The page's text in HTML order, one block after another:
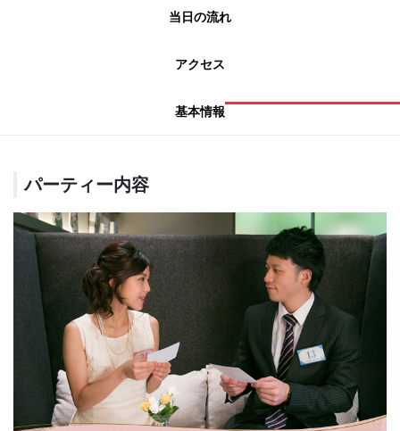
当日の流れ
アクセス
基本情報
パーティー内容